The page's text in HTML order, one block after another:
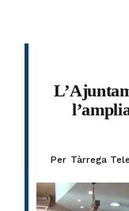
Per Tàrrega